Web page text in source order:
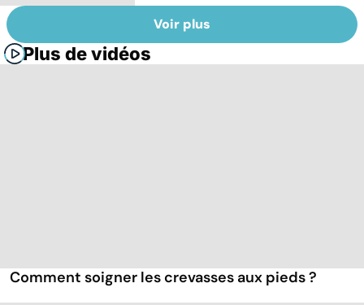
Voir plus
Plus de vidéos
Comment soigner les crevasses aux pieds ?